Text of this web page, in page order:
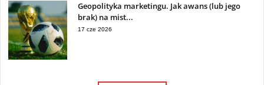
Geopolityka marketingu. Jak awans (lub jego
brak) na mist...
17 cze 2026